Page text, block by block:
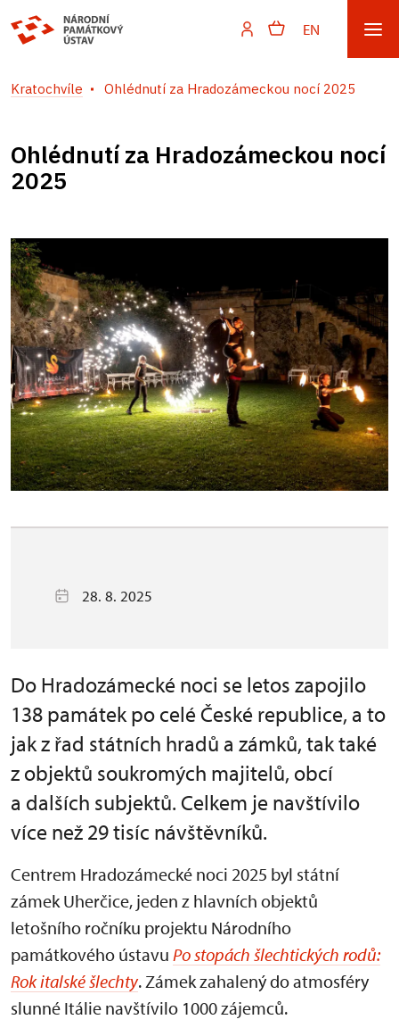
EN
Kratochvíle Ohlédnutí za Hradozámeckou nocí 2025
Ohlédnutí za Hradozámeckou nocí
2025
28. 8. 2025
Do Hradozámecké noci se letos zapojilo
138 památek po celé České republice, a to
jak z řad státních hradů a zámků, tak také
z objektů soukromých majitelů, obcí
a dalších subjektů. Celkem je navštívilo
více než 29 tisíc návštěvníků.
Centrem Hradozámecké noci 2025 byl státní
zámek Uherčice, jeden z hlavních objektů
letošního ročníku projektu Národního
památkového ústavu Po stopách šlechtických rodů:
Rok italské šlechty. Zámek zahalený do atmosféry
slunné Itálie navštívilo 1000 zájemců.